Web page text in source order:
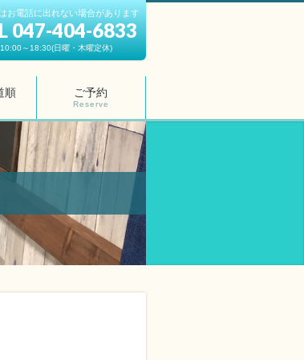
お電話に出れない場合があります
047-404-6833
10:00～18:30(日曜・木曜定休)
順 ご予約
Reserve